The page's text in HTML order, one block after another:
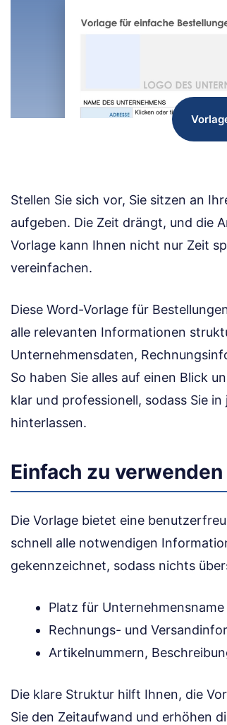
Stellen Sie sich vor, Sie sitzen an
aufgeben. Die Zeit drängt, und die
Vorlage kann Ihnen nicht nur Zeit
vereinfachen.
Diese Word-Vorlage für
alle relevanten Informationen
Unternehmensdaten,
So haben Sie alles auf einen Blick
klar und professionell, sodass Sie
hinterlassen.
Einfach zu verwenden
Die Vorlage bietet eine
schnell alle notwendigen
gekennzeichnet, sodass nichts
Platz für
Rechnungs- und
Artikelnummern,
Die klare Struktur hilft Ihnen, die
Sie den Zeitaufwand und erhöhen